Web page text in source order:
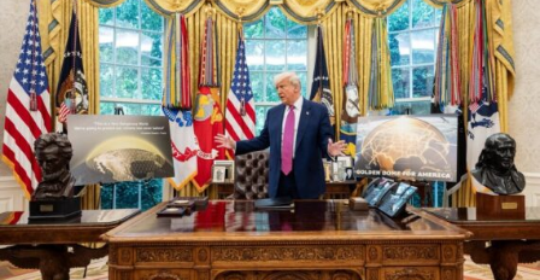
Colaboradores
Internacional
Cultura